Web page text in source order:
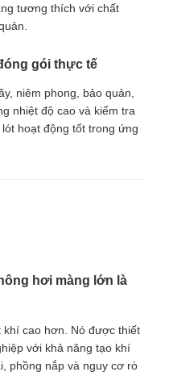
tương thích với chất
gói thực tế
niêm phong, bảo quản,
nhiệt độ cao và kiểm tra
hoạt động tốt trong ứng
hơi màng lớn là
cao hơn. Nó được thiết
với khả năng tạo khí
phồng nắp và nguy cơ rò